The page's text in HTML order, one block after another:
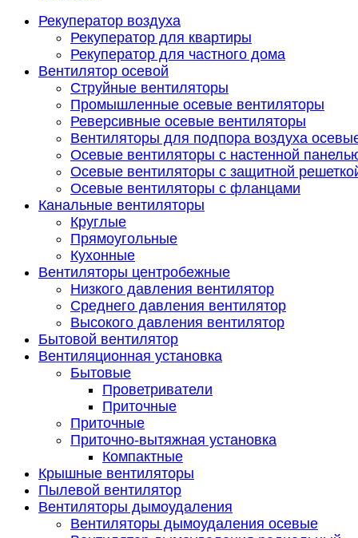
Рекуператор воздуха
Рекуператор для квартиры
Рекуператор для частного дома
Вентилятор осевой
Струйные вентиляторы
Промышленные осевые вентиляторы
Реверсивные осевые вентиляторы
Вентиляторы для подпора воздуха
Осевые вентиляторы с настенной
Осевые вентиляторы с защитной
Осевые вентиляторы с фланцами
Канальные вентиляторы
Круглые
Прямоугольные
Кухонные
Вентиляторы центробежные
Низкого давления вентилятор
Среднего давления вентилятор
Высокого давления вентилятор
Бытовой вентилятор
Вентиляционная установка
Бытовые
Проветриватели
Приточные
Приточные
Приточно-вытяжная установка
Компактные
Крышные вентиляторы
Пылевой вентилятор
Вентиляторы дымоудаления
Вентиляторы дымоудаления осевые